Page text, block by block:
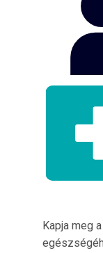
Kapja meg